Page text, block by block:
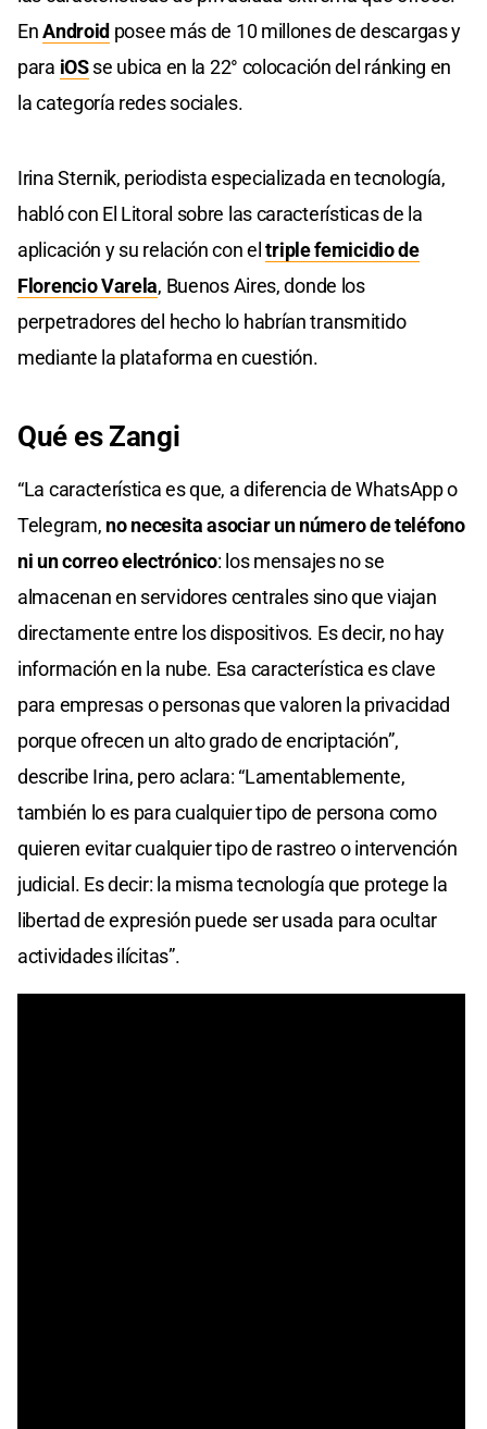
EnAndroid posee más de 10 millones de descargas y
para iOSse ubica en la 22° colocación del ránking en
la categoría redes sociales.
Irina Sternik, periodista especializada en tecnología,
habló con El Litoral sobre las características de la
aplicación y su relación con eltriple femicidio de
Florencio Varela, Buenos Aires, donde los
perpetradores del hecho lo habrían transmitido
mediante la plataforma en cuestión.
Qué es Zangi
“La característica es que, a diferencia de WhatsApp o
Telegram, no necesita asociar un número de teléfono
ni un correo electrónico: los mensajes no se
almacenan en servidores centrales sino que viajan
directamente entre los dispositivos. Es decir, no hay
información en la nube. Esa característica es clave
para empresas o personas que valoren la privacidad
porque ofrecen un alto grado de encriptación”,
describe Irina, pero aclara: “Lamentablemente,
también lo es para cualquier tipo de persona como
quieren evitar cualquier tipo de rastreo o intervención
judicial. Es decir: la misma tecnología que protege la
libertad de expresión puede ser usada para ocultar
actividades ilícitas”.